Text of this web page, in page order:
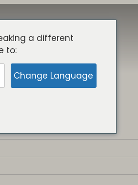
员
a different
to:
Change Language